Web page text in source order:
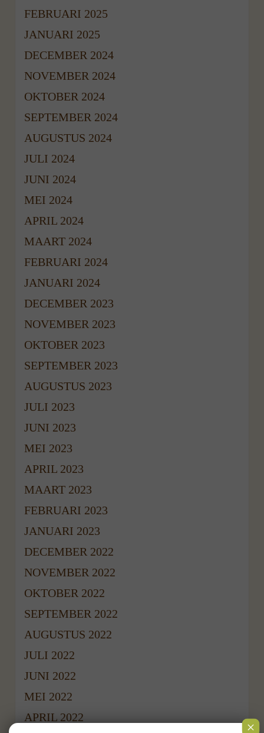
FEBRUARI 2025
JANUARI 2025
DECEMBER 2024
NOVEMBER 2024
OKTOBER 2024
SEPTEMBER 2024
AUGUSTUS 2024
JULI 2024
JUNI 2024
MEI 2024
APRIL 2024
MAART 2024
FEBRUARI 2024
JANUARI 2024
DECEMBER 2023
NOVEMBER 2023
OKTOBER 2023
SEPTEMBER 2023
AUGUSTUS 2023
JULI 2023
JUNI 2023
MEI 2023
APRIL 2023
MAART 2023
FEBRUARI 2023
JANUARI 2023
DECEMBER 2022
NOVEMBER 2022
OKTOBER 2022
SEPTEMBER 2022
AUGUSTUS 2022
JULI 2022
JUNI 2022
MEI 2022
APRIL 2022